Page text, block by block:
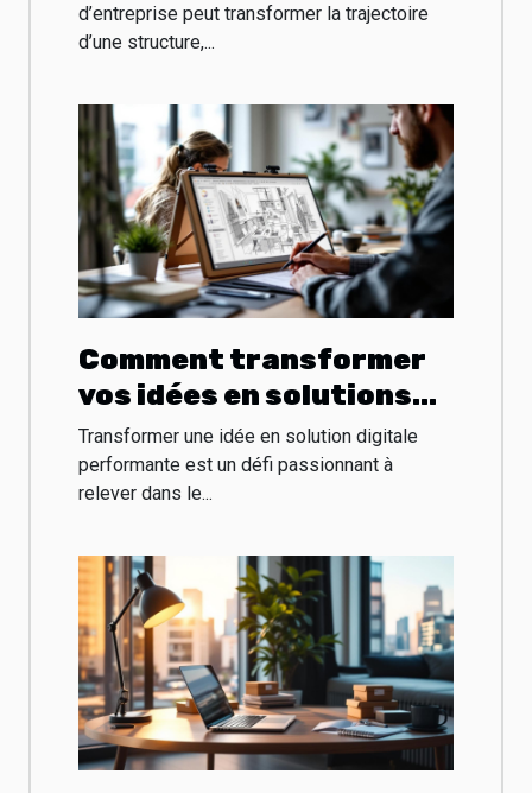
d’entreprise peut transformer la trajectoire
d’une structure,...
Comment transformer
vos idées en solutions
digitales performantes
?
Transformer une idée en solution digitale
performante est un défi passionnant à
relever dans le...